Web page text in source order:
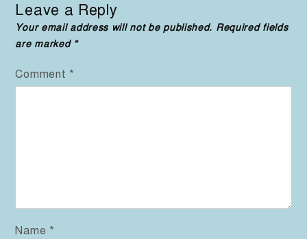
Leave a Reply
Your email address will not be published. Required fields
are marked *
Comment *
Name *